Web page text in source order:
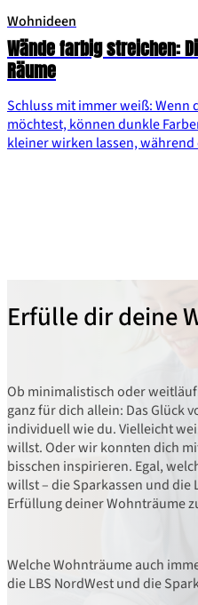
Wohnideen
Wände farbig streichen:
Räume
Schluss mit immer weiß: Wenn
möchtest, können dunkle
kleiner wirken lassen, während
Erfülle dir deine
Ob minimalistisch oder
ganz für dich allein: Das Glück
individuell wie du. Vielleicht
willst. Oder wir konnten dich
bisschen inspirieren. Egal,
willst – die Sparkassen und die
Erfüllung deiner Wohnträume
Welche Wohnträume auch
die LBS NordWest und die